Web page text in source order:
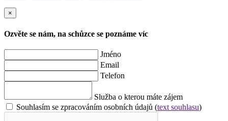
×
Ozvěte se nám, na schůzce se poznáme víc
Jméno
Email
Telefon
Služba o kterou máte zájem
Souhlasím se zpracováním osobních údajů (text souhlasu)